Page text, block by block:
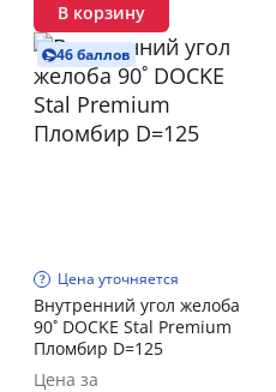
В корзину
46 баллов
Цена уточняется
Внутренний угол желоба
90˚ DOCKE Stal Premium
Пломбир D=125
Цена за